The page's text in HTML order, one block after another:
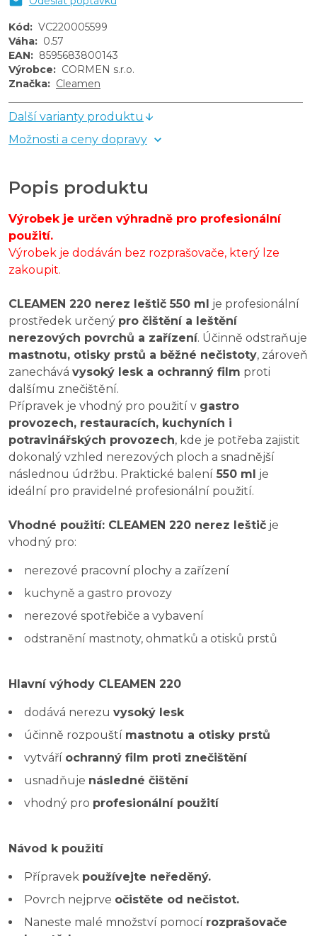
Kód: VC220005599
Váha: 0.57
EAN: 8595683800143
Výrobce: CORMEN s.r.o.
Značka: Cleamen
Další varianty produktu
Možnosti a ceny dopravy
Popis produktu
Výrobek je určen výhradně pro profesionální
použití.
Výrobek je dodáván bez rozprašovače, který lze
zakoupit.
CLEAMEN 220 nerez leštič 550 ml je profesionální
prostředek určený pro čištění a leštění
nerezových povrchů a zařízení. Účinně odstraňuje
mastnotu, otisky prstů a běžné nečistoty, zároveň
zanechává vysoký lesk a ochranný film proti
dalšímu znečištění.
Přípravek je vhodný pro použití v gastro
provozech, restauracích, kuchyních i
potravinářských provozech, kde je potřeba zajistit
dokonalý vzhled nerezových ploch a snadnější
následnou údržbu. Praktické balení 550 ml je
ideální pro pravidelné profesionální použití.
Vhodné použití: CLEAMEN 220 nerez leštič je
vhodný pro:
nerezové pracovní plochy a zařízení
kuchyně a gastro provozy
nerezové spotřebiče a vybavení
odstranění mastnoty, ohmatků a otisků prstů
Hlavní výhody CLEAMEN 220
dodává nerezu vysoký lesk
účinně rozpouští mastnotu a otisky prstů
vytváří ochranný film proti znečištění
usnadňuje následné čištění
vhodný pro profesionální použití
Návod k použití
Přípravek používejte neředěný.
Povrch nejprve očistěte od nečistot.
Naneste malé množství pomocí rozprašovače